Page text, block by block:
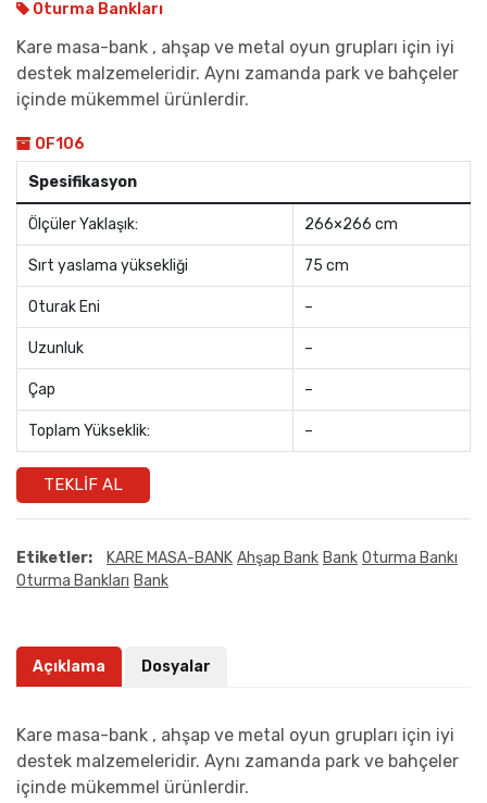
Oturma Bankları
Kare masa-bank , ahşap ve metal oyun grupları için iyi
destek malzemeleridir. Aynı zamanda park ve bahçeler
içinde mükemmel ürünlerdir.
OF106
Spesifikasyon
Ölçüler Yaklaşık: 266×266 cm
Sırt yaslama yüksekliği 75 cm
Oturak Eni –
Uzunluk –
Çap –
Toplam Yükseklik: –
TEKLIF AL
Etiketler: KARE MASA-BANK Ahşap Bank Bank Oturma Bankı
Oturma Bankları Bank
Açıklama Dosyalar
Kare masa-bank , ahşap ve metal oyun grupları için iyi
destek malzemeleridir. Aynı zamanda park ve bahçeler
içinde mükemmel ürünlerdir.